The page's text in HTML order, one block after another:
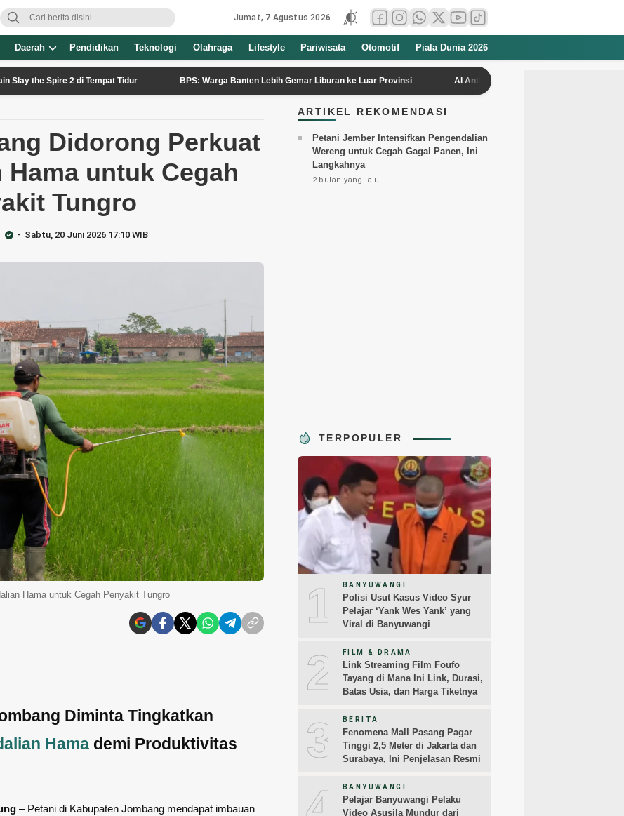
Jumat, 7 Agustus 2026
Daerah Pendidikan Teknologi Olahraga Lifestyle Pariwisata Otomotif Piala Dunia 2026
2 di Tempat Tidur BPS: Warga Banten Lebih Gemar Liburan ke Luar Provinsi AI Anthropic dan OpenAI Terekam Menyamar dan
Didorong Perkuat
untuk Cegah
Tungro
Sabtu, 20 Juni 2026 17:10 WIB
Hama untuk Cegah Penyakit Tungro
Diminta Tingkatkan
Hama demi Produktivitas
– Petani di Kabupaten Jombang mendapat imbauan
ARTIKEL REKOMENDASI
Petani Jember Intensifkan Pengendalian
Wereng untuk Cegah Gagal Panen, Ini
Langkahnya
2 bulan yang lalu
TERPOPULER
1 BANYUWANGI
Polisi Usut Kasus Video Syur
Pelajar ‘Yank Wes Yank’ yang
Viral di Banyuwangi
2 FILM & DRAMA
Link Streaming Film Foufo
Tayang di Mana Ini Link, Durasi,
Batas Usia, dan Harga Tiketnya
3 BERITA
Fenomena Mall Pasang Pagar
Tinggi 2,5 Meter di Jakarta dan
Surabaya, Ini Penjelasan Resmi
BANYUWANGI
Pelajar Banyuwangi Pelaku
Video Asusila Mundur dari